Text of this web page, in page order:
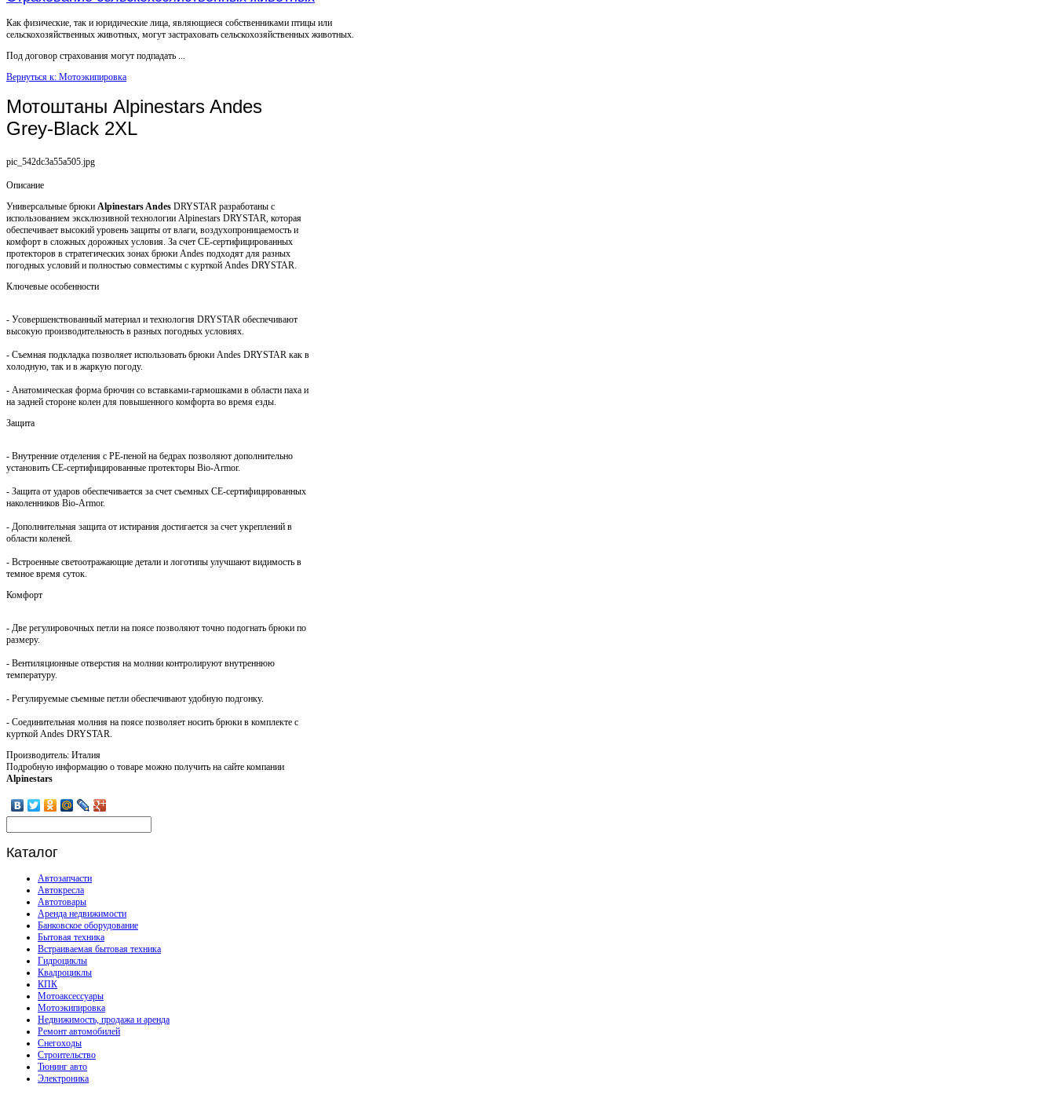
Как физические, так и юридические лица, являющиеся собственниками птицы или
сельскохозяйственных животных, могут застраховать сельскохозяйственных животных.
Под договор страхования могут подпадать ...
Вернуться к: Мотоэкипировка
Мотоштаны Alpinestars Andes
Grey-Black 2XL
pic_542dc3a55a505.jpg
Описание
Универсальные брюки Alpinestars Andes DRYSTAR разработаны с
использованием эксклюзивной технологии Alpinestars DRYSTAR, которая
обеспечивает высокий уровень защиты от влаги, воздухопроницаемость и
комфорт в сложных дорожных условия. За счет СЕ-сертифицированных
протекторов в стратегических зонах брюки Andes подходят для разных
погодных условий и полностью совместимы с курткой Andes DRYSTAR.
Ключевые особенности
- Усовершенствованный материал и технология DRYSTAR обеспечивают
высокую производительность в разных погодных условиях.
- Съемная подкладка позволяет использовать брюки Andes DRYSTAR как в
холодную, так и в жаркую погоду.
- Анатомическая форма брючин со вставками-гармошками в области паха и
на задней стороне колен для повышенного комфорта во время езды.
Защита
- Внутренние отделения с РЕ-пеной на бедрах позволяют дополнительно
установить СЕ-сертифицированные протекторы Bio-Armor.
- Защита от ударов обеспечивается за счет съемных СЕ-сертифицированных
наколенников Bio-Armor.
- Дополнительная защита от истирания достигается за счет укреплений в
области коленей.
- Встроенные светоотражающие детали и логотипы улучшают видимость в
темное время суток.
Комфорт
- Две регулировочных петли на поясе позволяют точно подогнать брюки по
размеру.
- Вентиляционные отверстия на молнии контролируют внутреннюю
температуру.
- Регулируемые съемные петли обеспечивают удобную подгонку.
- Соединительная молния на поясе позволяет носить брюки в комплекте с
курткой Andes DRYSTAR.
Производитель: Италия
Подробную информацию о товаре можно получить на сайте компании
Alpinestars
Каталог
Автозапчасти
Автокресла
Автотовары
Аренда недвижимости
Банковское оборудование
Бытовая техника
Встраиваемая бытовая техника
Гидроциклы
Квадроциклы
КПК
Мотоаксессуары
Мотоэкипировка
Недвижимость, продажа и аренда
Ремонт автомобилей
Снегоходы
Строительство
Тюнинг авто
Электроника